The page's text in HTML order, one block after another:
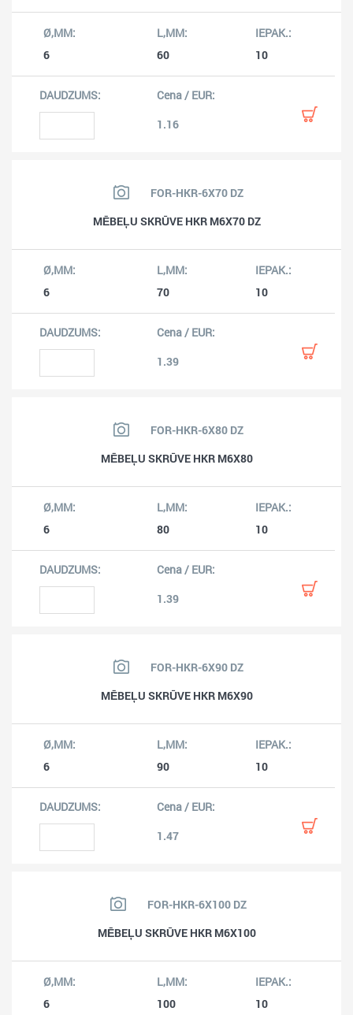
6 60 10
1.16
FOR-HKR-6X70 DZ
MĒBEĻU SKRŪVE HKR M6X70 DZ
6 70 10
1.39
FOR-HKR-6X80 DZ
MĒBEĻU SKRŪVE HKR M6X80
6 80 10
1.39
FOR-HKR-6X90 DZ
MĒBEĻU SKRŪVE HKR M6X90
6 90 10
1.47
FOR-HKR-6X100 DZ
MĒBEĻU SKRŪVE HKR M6X100
6 100 10